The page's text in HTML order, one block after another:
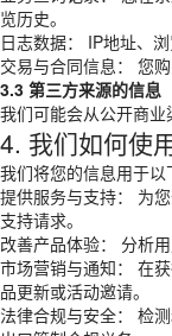
览历史。
日志数据： IP地址、
交易与合同信息： 您
3.3 第三方来源的信息
我们可能会从公开商业
4. 我们如何使
我们将您的信息用于以
提供服务与支持： 为
支持请求。
改善产品体验： 分析
市场营销与通知： 在
品更新或活动邀请。
法律合规与安全： 检